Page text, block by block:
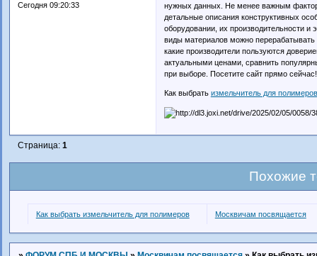
Сегодня 09:20:33
нужных данных. Не менее важным
детальные описания конструктивных
оборудовании, их производительности
виды материалов можно
какие производители пользуются
актуальными ценами, сравнить
при выборе. Посетите сайт прямо сейчас!
Как выбрать измельчитель для полимеров
Страница: 1
Похожие
Как выбрать измельчитель для полимеров Москвичам посвящается